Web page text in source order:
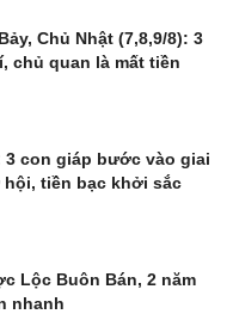
Chủ Nhật (7,8,9/8): 3
chủ quan là mất tiền
3 con giáp bước vào giai
tiền bạc khởi sắc
Lộc Buôn Bán, 2 năm
nhanh